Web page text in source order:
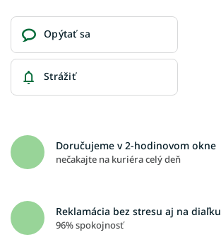
Opýtať sa
Strážiť
Doručujeme v 2-hodinovom okne
nečakajte na kuriéra celý deň
Reklamácia bez stresu aj na diaľku
96% spokojnosť